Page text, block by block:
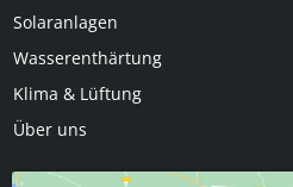
Solaranlagen
Wasserenthärtung
Klima & Lüftung
Über uns